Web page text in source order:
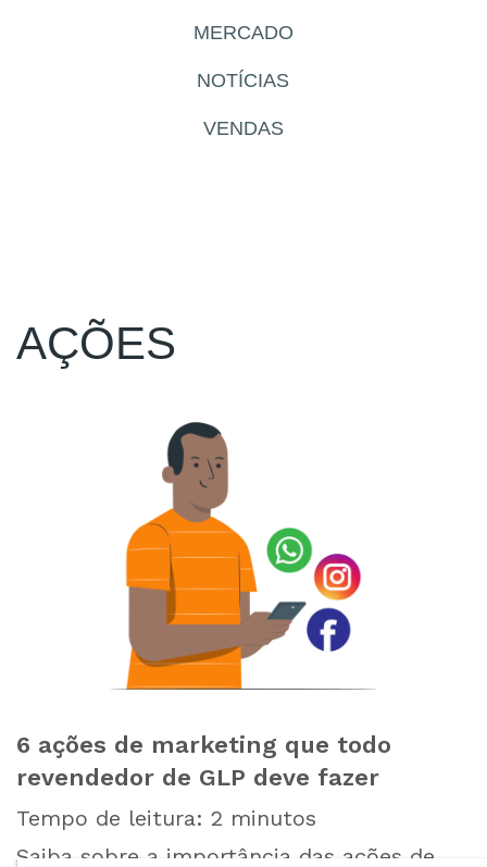
MERCADO
NOTÍCIAS
VENDAS
AÇÕES
6 ações de marketing que todo
revendedor de GLP deve fazer
Tempo de leitura: 2 minutos
Saiba sobre a importância das ações de